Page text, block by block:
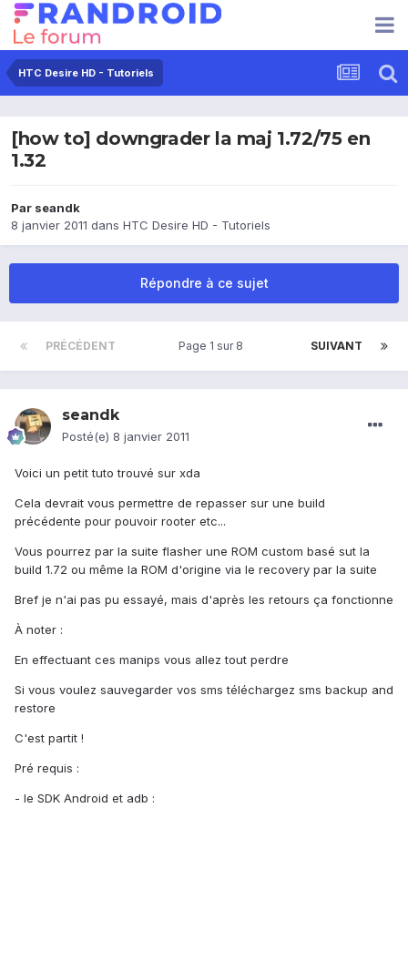
HTC Desire HD - Tutoriels
[how to] downgrader la maj 1.72/75 en
1.32
Par seandk
8 janvier 2011 dans HTC Desire HD - Tutoriels
Répondre à ce sujet
PRÉCÉDENT SUIVANT
Page 1 sur 8
seandk
Posté(e) 8 janvier 2011
Voici un petit tuto trouvé sur xda
Cela devrait vous permettre de repasser sur une build
précédente pour pouvoir rooter etc...
Vous pourrez par la suite flasher une ROM custom basé sut la
build 1.72 ou même la ROM d'origine via le recovery par la suite
Bref je n'ai pas pu essayé, mais d'après les retours ça fonctionne
À noter :
En effectuant ces manips vous allez tout perdre
Si vous voulez sauvegarder vos sms téléchargez sms backup and
restore
C'est partit !
Pré requis :
- le SDK Android et adb :